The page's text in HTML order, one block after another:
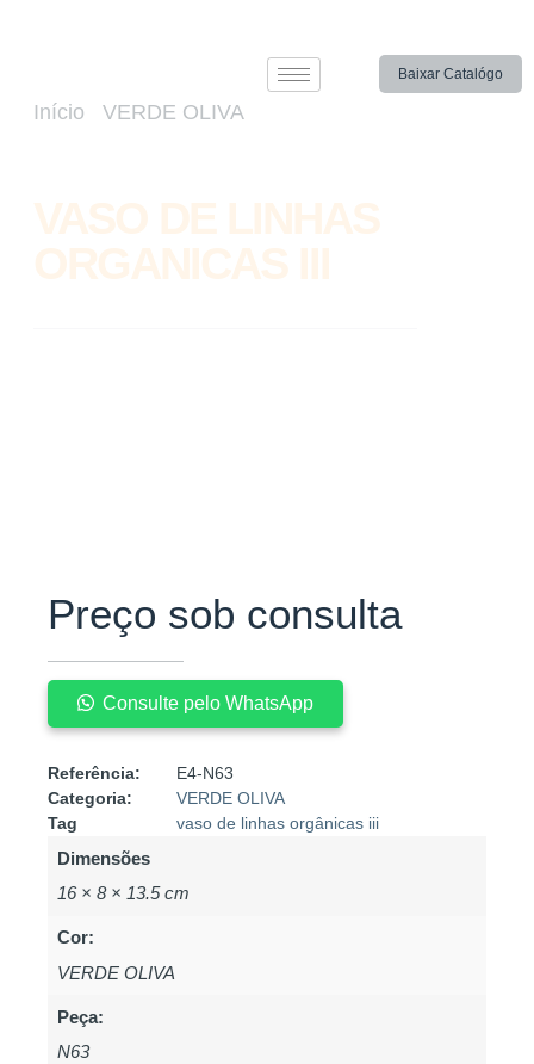
Baixar Catalógo
Início VERDE OLIVA
Preço sob consulta
Consulte pelo WhatsApp
Referência:
E4-N63
Categoria:
VERDE OLIVA
Tag
vaso de linhas orgânicas iii
Dimensões
16 × 8 × 13.5 cm
Cor:
VERDE OLIVA
Peça:
N63